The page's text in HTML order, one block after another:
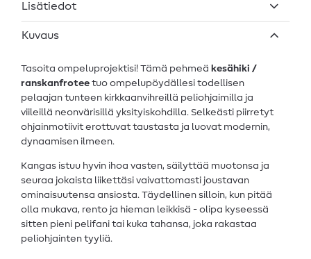
Lisätiedot
Kuvaus
Tasoita ompeluprojektisi! Tämä pehmeä kesähiki /
ranskanfrotee tuo ompelupöydällesi todellisen
pelaajan tunteen kirkkaanvihreillä peliohjaimilla ja
viileillä neonvärisillä yksityiskohdilla. Selkeästi piirretyt
ohjainmotiivit erottuvat taustasta ja luovat modernin,
dynaamisen ilmeen.
Kangas istuu hyvin ihoa vasten, säilyttää muotonsa ja
seuraa jokaista liikettäsi vaivattomasti joustavan
ominaisuutensa ansiosta. Täydellinen silloin, kun pitää
olla mukava, rento ja hieman leikkisä - olipa kyseessä
sitten pieni pelifani tai kuka tahansa, joka rakastaa
peliohjainten tyyliä.